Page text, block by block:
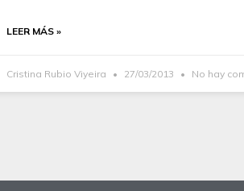
LEER MÁS »
Cristina Rubio Viyeira 27/03/2013 No hay